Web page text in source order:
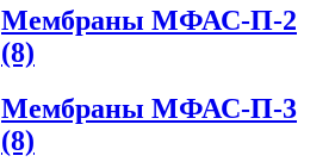
Мембраны МФАС-П-2
(8)
Мембраны МФАС-П-3
(8)